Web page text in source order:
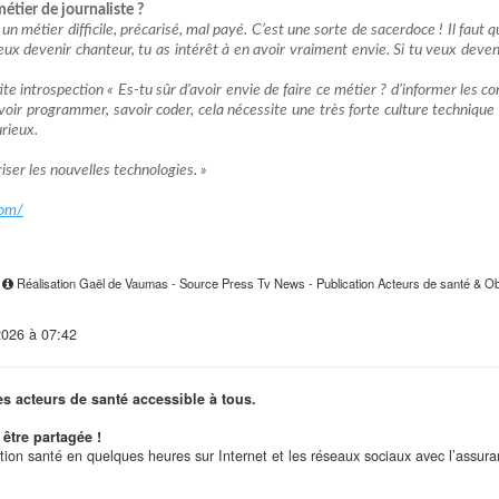
de journaliste ?
métier difficile, précarisé, mal payé. C’est une sorte de sacerdoce ! Il faut
devenir chanteur, tu as intérêt à en avoir vraiment envie. Si tu veux
introspection « Es-tu sûr d’avoir envie de faire ce métier ? d’informer les
programmer, savoir coder, cela nécessite une très forte culture
les nouvelles technologies. »
Réalisation Gaël de Vaumas - Source Press Tv News - Publication Acteurs de santé &
à 07:42
acteurs de santé accessible à tous.
partagée !
santé en quelques heures sur Internet et les réseaux sociaux avec